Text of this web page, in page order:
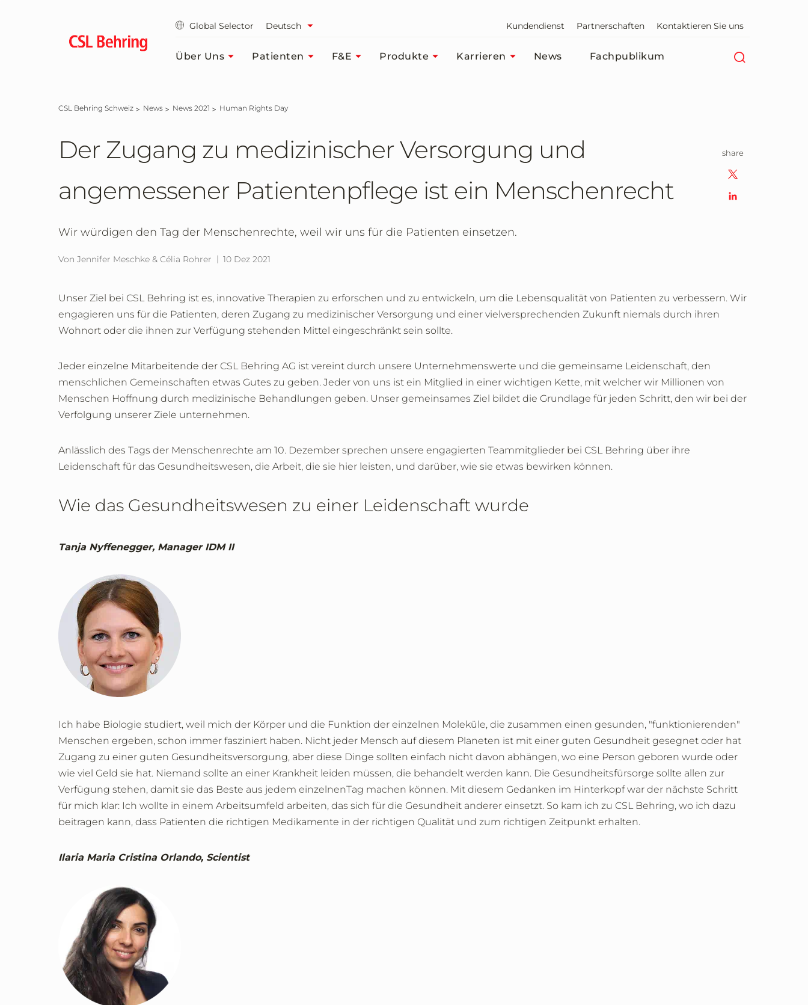
Global Selector Deutsch Kundendienst Partnerschaften Kontaktieren Sie uns
Über Uns Patienten F&E Produkte Karrieren News Fachpublikum
CSL Behring Schweiz News News 2021 Human Rights Day
Der Zugang zu medizinischer Versorgung und
angemessener Patientenpflege ist ein Menschenrecht
Wir würdigen den Tag der Menschenrechte, weil wir uns für die Patienten einsetzen.
Von Jennifer Meschke & Célia Rohrer 10 Dez 2021
Unser Ziel bei CSL Behring ist es, innovative Therapien zu erforschen und zu entwickeln, um die Lebensqualität von Patienten zu verbessern. Wir
engagieren uns für die Patienten, deren Zugang zu medizinischer Versorgung und einer vielversprechenden Zukunft niemals durch ihren
Wohnort oder die ihnen zur Verfügung stehenden Mittel eingeschränkt sein sollte.
Jeder einzelne Mitarbeitende der CSL Behring AG ist vereint durch unsere Unternehmenswerte und die gemeinsame Leidenschaft, den
menschlichen Gemeinschaften etwas Gutes zu geben. Jeder von uns ist ein Mitglied in einer wichtigen Kette, mit welcher wir Millionen von
Menschen Hoffnung durch medizinische Behandlungen geben. Unser gemeinsames Ziel bildet die Grundlage für jeden Schritt, den wir bei der
Verfolgung unserer Ziele unternehmen.
Anlässlich des Tags der Menschenrechte am 10. Dezember sprechen unsere engagierten Teammitglieder bei CSL Behring über ihre
Leidenschaft für das Gesundheitswesen, die Arbeit, die sie hier leisten, und darüber, wie sie etwas bewirken können.
Wie das Gesundheitswesen zu einer Leidenschaft wurde
Tanja Nyffenegger, Manager IDM II
Ich habe Biologie studiert, weil mich der Körper und die Funktion der einzelnen Moleküle, die zusammen einen gesunden, "funktionierenden"
Menschen ergeben, schon immer fasziniert haben. Nicht jeder Mensch auf diesem Planeten ist mit einer guten Gesundheit gesegnet oder hat
Zugang zu einer guten Gesundheitsversorgung, aber diese Dinge sollten einfach nicht davon abhängen, wo eine Person geboren wurde oder
wie viel Geld sie hat. Niemand sollte an einer Krankheit leiden müssen, die behandelt werden kann. Die Gesundheitsfürsorge sollte allen zur
Verfügung stehen, damit sie das Beste aus jedem einzelnenTag machen können. Mit diesem Gedanken im Hinterkopf war der nächste Schritt
für mich klar: Ich wollte in einem Arbeitsumfeld arbeiten, das sich für die Gesundheit anderer einsetzt. So kam ich zu CSL Behring, wo ich dazu
beitragen kann, dass Patienten die richtigen Medikamente in der richtigen Qualität und zum richtigen Zeitpunkt erhalten.
Ilaria Maria Cristina Orlando, Scientist
share